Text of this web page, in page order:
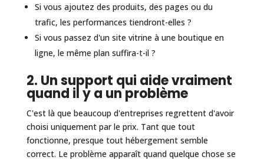
Si vous ajoutez des produits, des pages ou du
trafic, les performances tiendront-elles ?
Si vous passez d'un site vitrine à une boutique en
ligne, le même plan suffira-t-il ?
2. Un support qui aide vraiment
quand il y a un problème
C'est là que beaucoup d'entreprises regrettent d'avoir
choisi uniquement par le prix. Tant que tout
fonctionne, presque tout hébergement semble
correct. Le problème apparaît quand quelque chose se